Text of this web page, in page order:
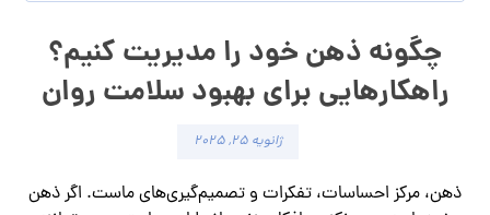
چگونه ذهن خود را مدیریت کنیم؟
راهکارهایی برای بهبود سلامت روان
ژانویه ۲۵, ۲۰۲۵
ذهن، مرکز احساسات، تفکرات و تصمیم‌گیری‌های ماست. اگر ذهن